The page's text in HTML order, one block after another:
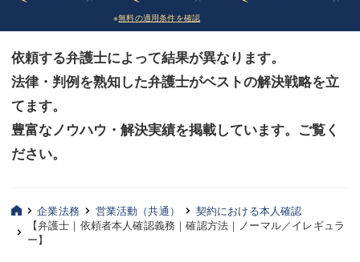
法律相談など（その他）
お客様へ
みずほ中央の特長・実質編
みずほ中央の特長・形式編
三平 聡史
※無料の適用条件を確認
依頼する弁護士によって結果が異なります。
法律・判例を熟知した弁護士がベストの解決戦略を立
てます。
豊富なノウハウ・解決実績を掲載しています。ご覧く
ださい。
法律相談など（その他）
お客様へ
みずほ中央の特長・実質編
みずほ中央の特長・形式編
三平 聡史
企業法務 営業活動（共通）
契約における本人確認
【弁護士｜依頼者本人確認義務｜確認方法｜ノーマル／イレギュラ
ー】